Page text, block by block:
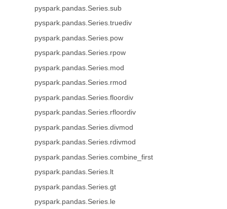
pyspark.pandas.Series.sub
pyspark.pandas.Series.truediv
pyspark.pandas.Series.pow
pyspark.pandas.Series.rpow
pyspark.pandas.Series.mod
pyspark.pandas.Series.rmod
pyspark.pandas.Series.floordiv
pyspark.pandas.Series.rfloordiv
pyspark.pandas.Series.divmod
pyspark.pandas.Series.rdivmod
pyspark.pandas.Series.combine_first
pyspark.pandas.Series.lt
pyspark.pandas.Series.gt
pyspark.pandas.Series.le